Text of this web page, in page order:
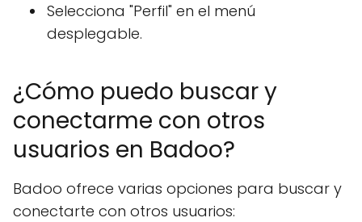
Selecciona "Perfil" en el menú
desplegable.
¿Cómo puedo buscar y
conectarme con otros
usuarios en Badoo?
Badoo ofrece varias opciones para buscar y
conectarte con otros usuarios: